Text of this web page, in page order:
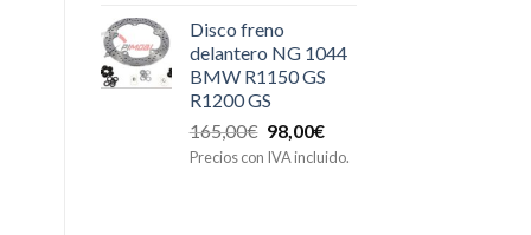
era:
264,00€.172,00€.
Disco freno
delantero NG 1044
BMW R1150 GS
R1200 GS
165,00€ El
precio
98,00€El
precio
Precios con IVA incluido.